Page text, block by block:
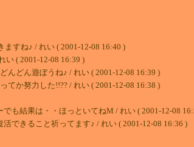
すね♪ / れい ( 2001-12-08 16:40 )
( 2001-12-08 16:39 )
どん遊ぼうね♪ / れい ( 2001-12-08 16:39 )
てか努力した!!?? / れい ( 2001-12-08 16:38 )
も結果は・・ほっといてねM / れい ( 2001-12-08
できること祈ってます♪ / れい ( 2001-12-08 16:36 )